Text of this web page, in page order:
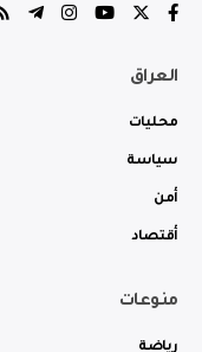
العراق
محليات
سياسة
أمن
أقتصاد
منوعات
رياضة